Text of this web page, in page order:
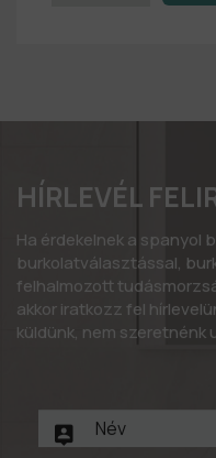
HÍRLEVÉL
Ha érdekelnek a spanyol
burkolatválasztással,
felhalmozott
akkor iratkozz fel
küldünk, nem szeretnénk